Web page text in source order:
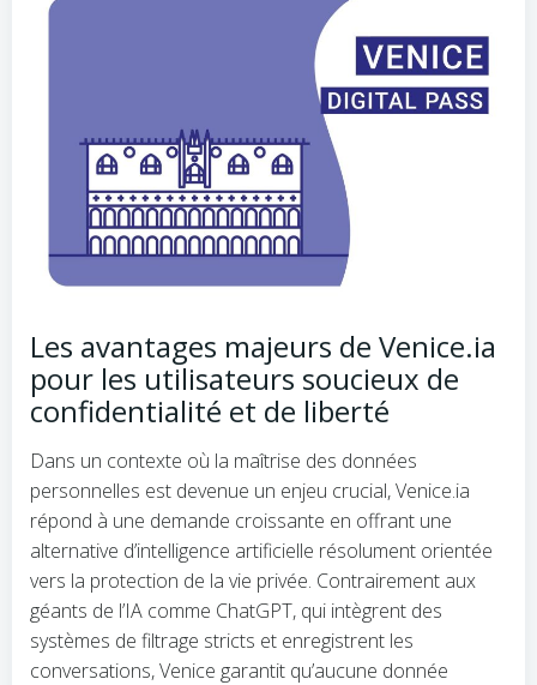
Les avantages majeurs de Venice.ia
pour les utilisateurs soucieux de
confidentialité et de liberté
Dans un contexte où la maîtrise des données
personnelles est devenue un enjeu crucial, Venice.ia
répond à une demande croissante en offrant une
alternative d’intelligence artificielle résolument orientée
vers la protection de la vie privée. Contrairement aux
géants de l’IA comme ChatGPT, qui intègrent des
systèmes de filtrage stricts et enregistrent les
conversations, Venice garantit qu’aucune donnée